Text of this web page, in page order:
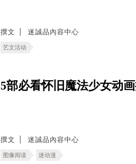
撰文 迷誠品內容中心
艺文活动
5部必看怀旧魔法少女动
撰文 迷誠品內容中心
图像阅读 迷动漫